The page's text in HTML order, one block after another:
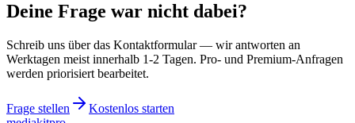
Deine Frage war nicht dabei?
Schreib uns über das Kontaktformular — wir antworten an
Werktagen meist innerhalb 1-2 Tagen. Pro- und Premium-Anfragen
werden priorisiert bearbeitet.
Frage stellen
Kostenlos starten